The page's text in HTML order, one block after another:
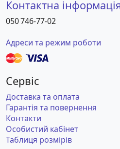
Контактна
050 746-77-02
Адреси та режим роботи
Сервіс
Доставка та оплата
Гарантія та повернення
Контакти
Особистий кабінет
Таблиця розмірів